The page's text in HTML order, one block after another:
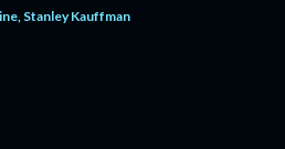
Stanley Kauffman